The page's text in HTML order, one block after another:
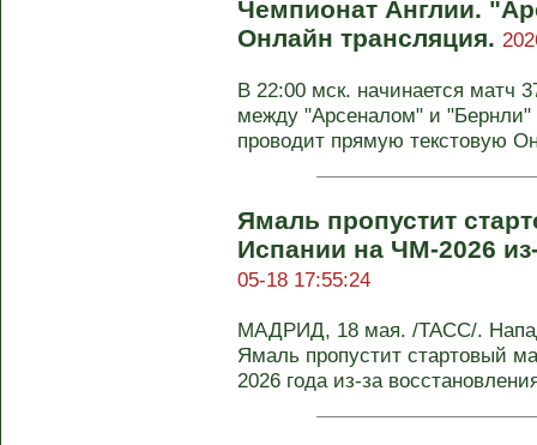
Чемпионат Англии.
Онлайн трансляция.
В 22:00 мск. начинается матч
между "Арсеналом" и
проводит прямую текстовую
Ямаль пропустит
Испании на ЧМ-2026
05-18 17:55:24
МАДРИД, 18 мая. /ТАСС/.
Ямаль пропустит стартовый
2026 года из-за